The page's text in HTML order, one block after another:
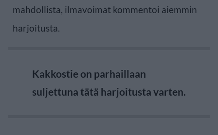
mahdollista, ilmavoimat kommentoi aiemmin
harjoitusta.
Kakkostie on parhaillaan
suljettuna tätä harjoitusta varten.